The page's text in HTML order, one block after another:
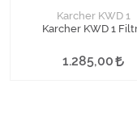
Karcher KWD 1
Karcher KWD 1
1.285,00